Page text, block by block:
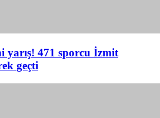
yarış! 471 sporcu İzmit
geçti